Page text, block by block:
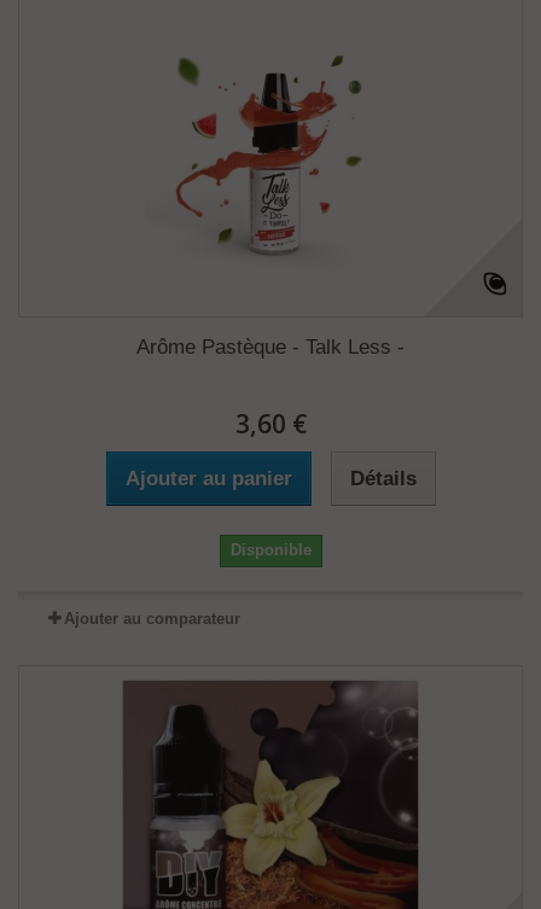
Arôme Pastèque - Talk Less -
3,60 €
Ajouter au panier Détails
Disponible
Ajouter au comparateur